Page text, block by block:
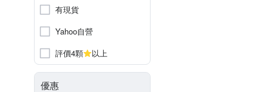
有現貨
Yahoo自營
評價4顆
以上
優惠